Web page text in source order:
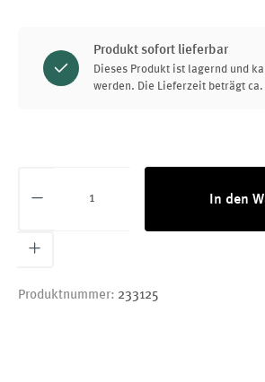
Produkt sofort lieferbar
Dieses Produkt ist lagernd und
werden. Die Lieferzeit beträgt ca.
In den
Produktnummer: 233125